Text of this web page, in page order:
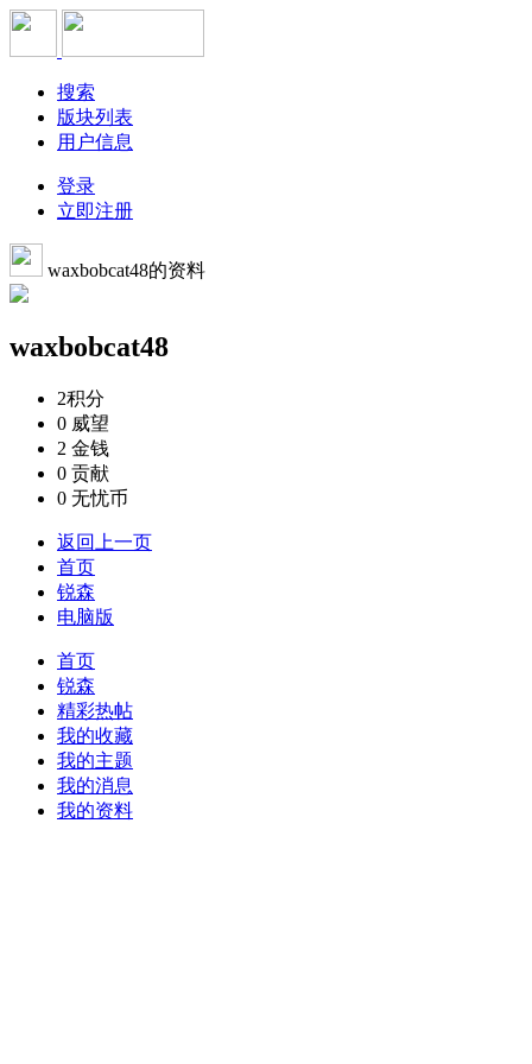
搜索
版块列表
用户信息
登录
立即注册
waxbobcat48的资料
waxbobcat48
2积分
0 威望
2 金钱
0 贡献
0 无忧币
返回上一页
首页
锐森
电脑版
首页
锐森
精彩热帖
我的收藏
我的主题
我的消息
我的资料